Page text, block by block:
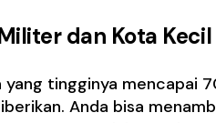
dan Kota Kecil
tingginya mencapai
Anda bisa